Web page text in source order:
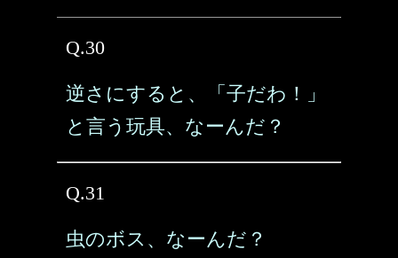
Q.30
逆さにすると、「子だわ！」
と言う玩具、なーんだ？
Q.31
虫のボス、なーんだ？